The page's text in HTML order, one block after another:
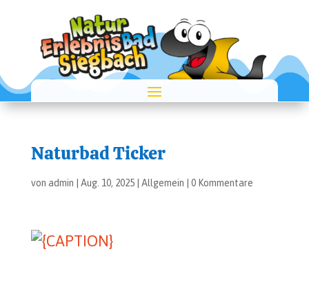
Natur­bad Ticker
von admin Aug. 10, 2025| Allgemein 0 Kommentare